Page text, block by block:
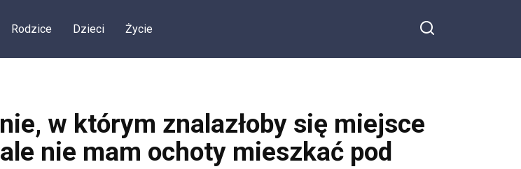
Rodzice Dzieci Życie
w którym znalazłoby się miejsce
nie mam ochoty mieszkać pod